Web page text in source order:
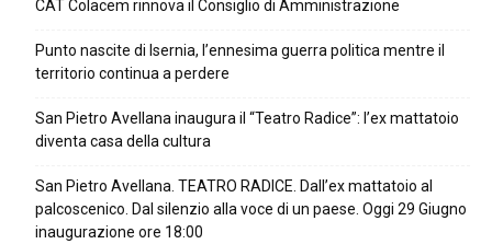
CAT Colacem rinnova il Consiglio di Amministrazione
Punto nascite di Isernia, l’ennesima guerra politica mentre il
territorio continua a perdere
San Pietro Avellana inaugura il “Teatro Radice”: l’ex mattatoio
diventa casa della cultura
San Pietro Avellana. TEATRO RADICE. Dall’ex mattatoio al
palcoscenico. Dal silenzio alla voce di un paese. Oggi 29 Giugno
inaugurazione ore 18:00